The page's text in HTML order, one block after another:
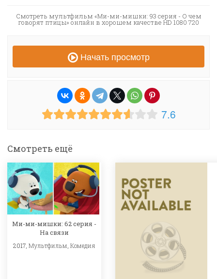
Смотреть мультфильм «Ми-ми-мишки: 93 серия - О чем
говорят птицы» онлайн в хорошем качестве HD 1080 720
Начать просмотр
7.6
Смотреть ещё
Ми-ми-мишки: 62 серия -
На связи
2017, Мультфильм Комедия